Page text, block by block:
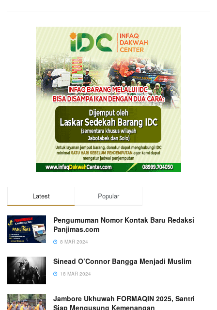
Latest Popular
Pengumuman Nomor Kontak Baru Redaksi
Panjimas.com
8 MAR 2024
Sinead O’Connor Bangga Menjadi Muslim
18 MAR 2024
Jambore Ukhuwah FORMAQIN 2025, Santri
Siap Mengusung Kemenangan